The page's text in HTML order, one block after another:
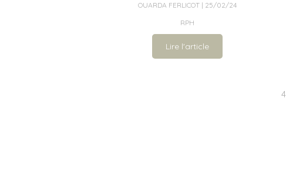
OUARDA FERLICOT
25/02/24
RPH
Lire l'article